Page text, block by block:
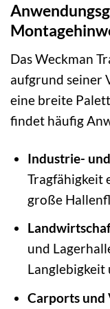
Das Weckman
aufgrund seiner
eine breite
findet häufig
Industrie-
Tragfähigkeit
große
und
Langlebigkeit
Carports und